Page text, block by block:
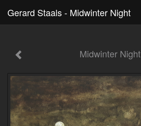
Gerard Staals - Midwinter Night
Midwinter Night